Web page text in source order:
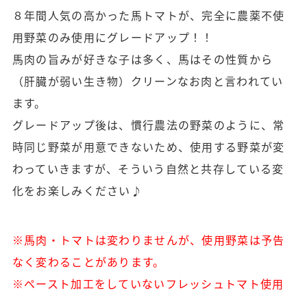
８年間人気の高かった馬トマトが、完全に農薬不使
用野菜のみ使用にグレードアップ！！
馬肉の旨みが好きな子は多く、馬はその性質から
（肝臓が弱い生き物）クリーンなお肉と言われてい
ます。
グレードアップ後は、慣行農法の野菜のように、常
時同じ野菜が用意できないため、使用する野菜が変
わっていきますが、そういう自然と共存している変
化をお楽しみください♪
※馬肉・トマトは変わりませんが、使用野菜は予告
なく変わることがあります。
※ペースト加工をしていないフレッシュトマト使用